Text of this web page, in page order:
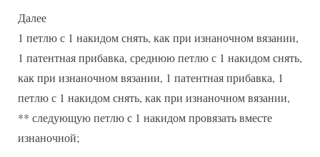
Далее
1 петлю с 1 накидом снять, как при изнаночном вязании,
1 патентная прибавка, среднюю петлю с 1 накидом снять,
как при изнаночном вязании, 1 патентная прибавка, 1
петлю с 1 накидом снять, как при изнаночном вязании,
** следующую петлю с 1 накидом провязать вместе
изнаночной;